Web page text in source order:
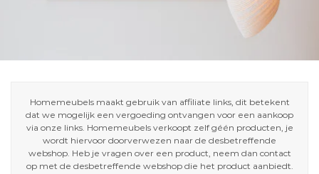
Homemeubels maakt gebruik van affiliate links, dit betekent
dat we mogelijk een vergoeding ontvangen voor een aankoop
via onze links. Homemeubels verkoopt zelf géén producten, je
wordt hiervoor doorverwezen naar de desbetreffende
webshop. Heb je vragen over een product, neem dan contact
op met de desbetreffende webshop die het product aanbiedt.